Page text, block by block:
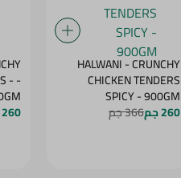
HALWANI - CRUNCHY
CHICKEN TENDERS
SPICY - 900GM
260 جم 366 جم
- -
260 جم